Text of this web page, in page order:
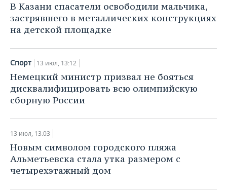
В Казани спасатели освободили мальчика,
застрявшего в металлических конструкциях
на детской площадке
Спорт 13 июл, 13:12
Немецкий министр призвал не бояться
дисквалифицировать всю олимпийскую
сборную России
13 июл, 13:03
Новым символом городского пляжа
Альметьевска стала утка размером с
четырехэтажный дом